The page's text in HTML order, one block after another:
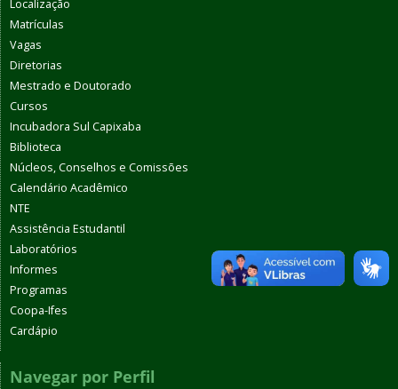
Localização
Matrículas
Vagas
Diretorias
Mestrado e Doutorado
Cursos
Incubadora Sul Capixaba
Biblioteca
Núcleos, Conselhos e Comissões
Calendário Acadêmico
NTE
Assistência Estudantil
Laboratórios
Informes
Programas
Coopa-Ifes
Cardápio
Navegar por Perfil